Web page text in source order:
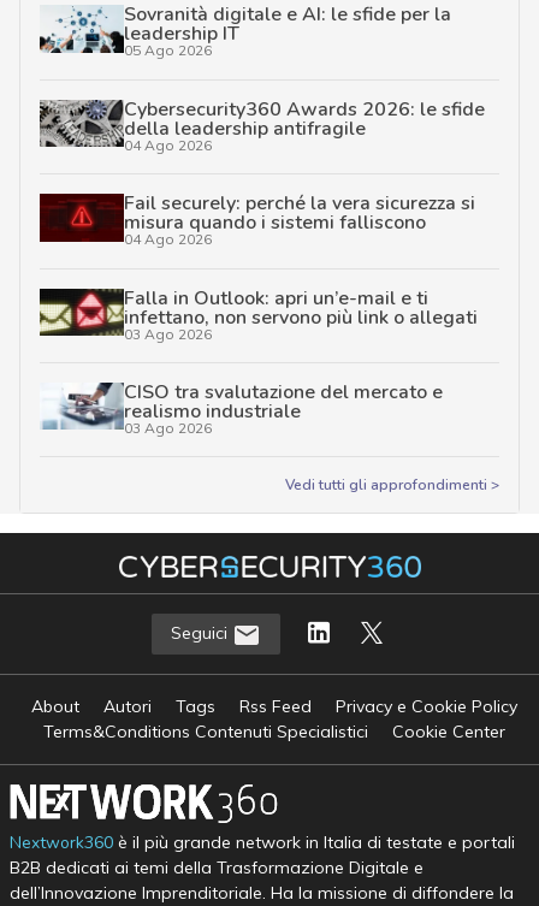
Sovranità digitale e AI: le sfide per la
leadership IT
05 Ago 2026
Cybersecurity360 Awards 2026: le sfide
della leadership antifragile
04 Ago 2026
Fail securely: perché la vera sicurezza si
misura quando i sistemi falliscono
04 Ago 2026
Falla in Outlook: apri un’e-mail e ti
infettano, non servono più link o allegati
03 Ago 2026
CISO tra svalutazione del mercato e
realismo industriale
03 Ago 2026
Vedi tutti gli approfondimenti >
Seguici
About Autori Tags Rss Feed
Privacy e Cookie Policy
Terms&Conditions Contenuti Specialistici
Cookie Center
Nextwork360è il più grande network in Italia di testate e portali
B2B dedicati ai temi della Trasformazione Digitale e
dell’Innovazione Imprenditoriale. Ha la missione di diffondere la